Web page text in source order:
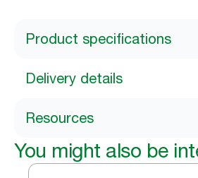
Product specifications
Delivery details
Resources
You might also be